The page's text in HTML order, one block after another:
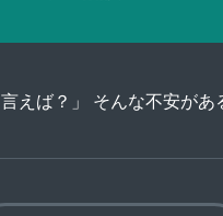
えば？」 そんな不安が